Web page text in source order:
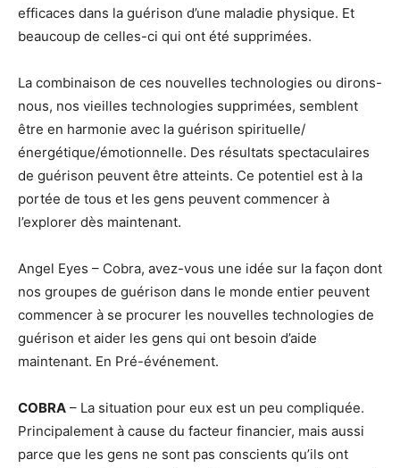
efficaces dans la guérison d’une maladie physique. Et
beaucoup de celles-ci qui ont été supprimées.
La combinaison de ces nouvelles technologies ou dirons-
nous, nos vieilles technologies supprimées, semblent
être en harmonie avec la guérison spirituelle/
énergétique/émotionnelle. Des résultats spectaculaires
de guérison peuvent être atteints. Ce potentiel est à la
portée de tous et les gens peuvent commencer à
l’explorer dès maintenant.
Angel Eyes – Cobra, avez-vous une idée sur la façon dont
nos groupes de guérison dans le monde entier peuvent
commencer à se procurer les nouvelles technologies de
guérison et aider les gens qui ont besoin d’aide
maintenant. En Pré-événement.
COBRA – La situation pour eux est un peu compliquée.
Principalement à cause du facteur financier, mais aussi
parce que les gens ne sont pas conscients qu’ils ont